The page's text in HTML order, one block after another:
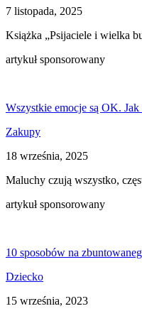
7 listopada, 2025
Książka „Psijaciele i wielka
artykuł sponsorowany
Wszystkie emocje są OK.
Zakupy
18 września, 2025
Maluchy czują wszystko,
artykuł sponsorowany
10 sposobów na
Dziecko
15 września, 2023